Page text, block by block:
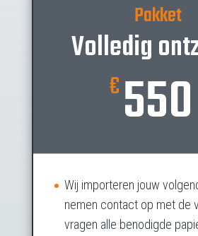
Pakket
Volledig
€550
Wij importeren jouw
nemen contact op met de
vragen alle benodigde